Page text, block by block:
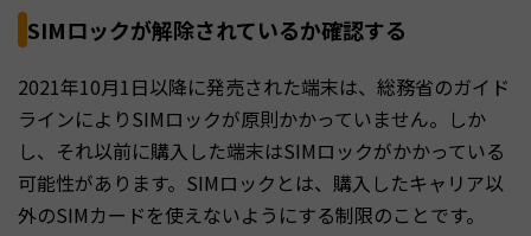
SIMロックが解除されているか確認する
2021年10月1日以降に発売された端末は、総務省のガイド
ラインによりSIMロックが原則かかっていません。しか
し、それ以前に購入した端末はSIMロックがかかっている
可能性があります。SIMロックとは、購入したキャリア以
外のSIMカードを使えないようにする制限のことです。